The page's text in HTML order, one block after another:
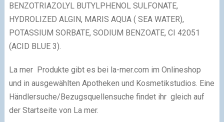
BENZOTRIAZOLYL BUTYLPHENOL SULFONATE,
HYDROLIZED ALGIN, MARIS AQUA ( SEA WATER),
POTASSIUM SORBATE, SODIUM BENZOATE, CI 42051
(ACID BLUE 3).
La mer Produkte gibt es bei la-mer.com im Onlineshop
und in ausgewählten Apotheken und Kosmetikstudios. Eine
Händlersuche/Bezugsquellensuche findet ihr gleich auf
der Startseite von La mer.